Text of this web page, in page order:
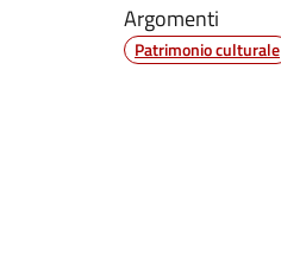
Argomenti
Patrimonio culturale